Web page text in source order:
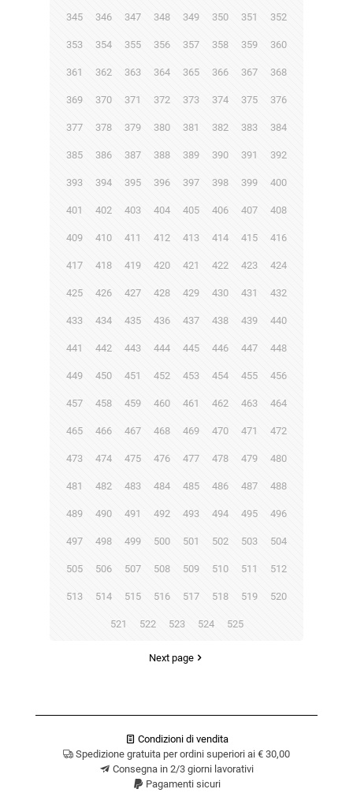
345 346 347 348 349 350 351 352
353 354 355 356 357 358 359 360
361 362 363 364 365 366 367 368
369 370 371 372 373 374 375 376
377 378 379 380 381 382 383 384
385 386 387 388 389 390 391 392
393 394 395 396 397 398 399 400
401 402 403 404 405 406 407 408
409 410 411 412 413 414 415 416
417 418 419 420 421 422 423 424
425 426 427 428 429 430 431 432
433 434 435 436 437 438 439 440
441 442 443 444 445 446 447 448
449 450 451 452 453 454 455 456
457 458 459 460 461 462 463 464
465 466 467 468 469 470 471 472
473 474 475 476 477 478 479 480
481 482 483 484 485 486 487 488
489 490 491 492 493 494 495 496
497 498 499 500 501 502 503 504
505 506 507 508 509 510 511 512
513 514 515 516 517 518 519 520
521 522 523 524 525
Next page
Condizioni di vendita
Spedizione gratuita per ordini superiori ai € 30,00
Consegna in 2/3 giorni lavorativi
Pagamenti sicuri